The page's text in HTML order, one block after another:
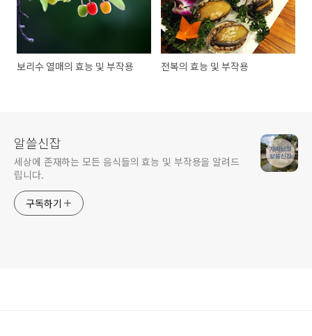
보리수 열매의 효능 및 부작용 전복의 효능 및 부작용
알쓸신잡
세상에 존재하는 모든 음식들의 효능 및 부작용을 알려드
립니다.
구독하기